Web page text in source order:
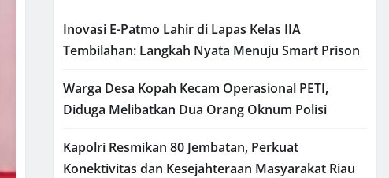
Inovasi E-Patmo Lahir di Lapas Kelas IIA
Tembilahan: Langkah Nyata Menuju Smart Prison
Warga Desa Kopah Kecam Operasional PETI,
Diduga Melibatkan Dua Orang Oknum Polisi
Kapolri Resmikan 80 Jembatan, Perkuat
Konektivitas dan Kesejahteraan Masyarakat Riau